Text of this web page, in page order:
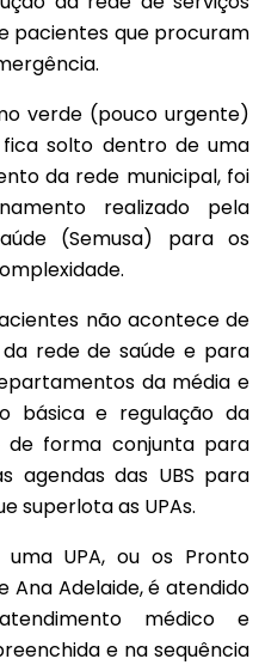
pacientes que procuram
verde (pouco urgente)
solto dentro de uma
da rede municipal, foi
realizado pela
(Semusa) para os
não acontece de
rede de saúde e para
da média e
básica e regulação da
de forma conjunta para
agendas das UBS para
superlota as UPAs.
UPA, ou os Pronto
Ana Adelaide, é atendido
médico e
e na sequência